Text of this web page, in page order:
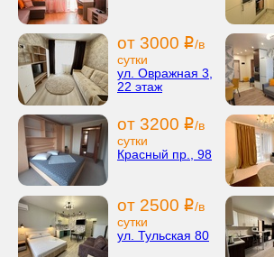
от 3000 i/в
сутки
ул. Овражная 3,
22 этаж
от 3200 i/в
сутки
Красный пр., 98
от 2500 i/в
сутки
ул. Тульская 80